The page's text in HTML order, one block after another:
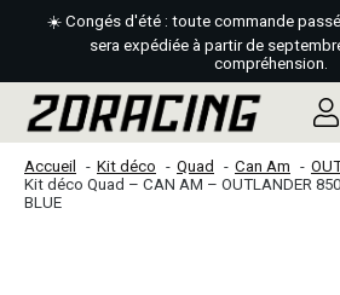
☀️ Congés d'été : toute commande
sera expédiée à partir de
compréhension.
Accueil Kit déco Quad Can Am
Kit déco Quad – CAN AM – OUTLANDER
BLUE